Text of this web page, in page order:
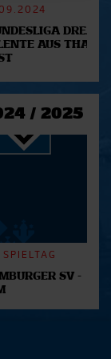
zu
anbieten
zu Ihrer
Unsere
mit
DREAM
AUS
/ 2025
SV -